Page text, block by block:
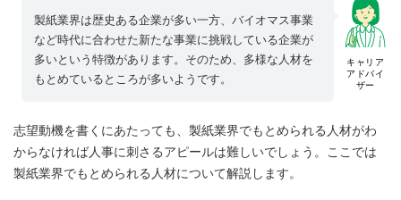
キャリア
アドバイ
ザー
製紙業界は歴史ある企業が多い一方、バイオマス事業
など時代に合わせた新たな事業に挑戦している企業が
多いという特徴があります。そのため、多様な人材を
もとめているところが多いようです。
志望動機を書くにあたっても、製紙業界でもとめられる人材がわ
からなければ人事に刺さるアピールは難しいでしょう。ここでは
製紙業界でもとめられる人材について解説します。